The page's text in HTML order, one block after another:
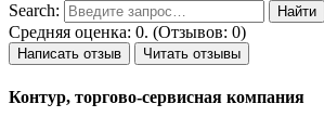
Search:
Средняя оценка: 0. (Отзывов: 0)
Написать отзыв Читать отзывы
Контур, торгово-сервисная компания